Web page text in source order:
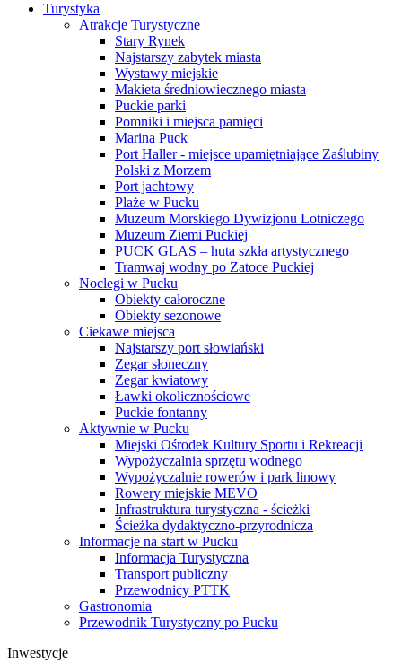
Turystyka
Atrakcje Turystyczne
Stary Rynek
Najstarszy zabytek miasta
Wystawy miejskie
Makieta średniowiecznego miasta
Puckie parki
Pomniki i miejsca pamięci
Marina Puck
Port Haller - miejsce upamiętniające Zaślubiny
Polski z Morzem
Port jachtowy
Plaże w Pucku
Muzeum Morskiego Dywizjonu Lotniczego
Muzeum Ziemi Puckiej
PUCK GLAS – huta szkła artystycznego
Tramwaj wodny po Zatoce Puckiej
Noclegi w Pucku
Obiekty całoroczne
Obiekty sezonowe
Ciekawe miejsca
Najstarszy port słowiański
Zegar słoneczny
Zegar kwiatowy
Ławki okolicznościowe
Puckie fontanny
Aktywnie w Pucku
Miejski Ośrodek Kultury Sportu i Rekreacji
Wypożyczalnia sprzętu wodnego
Wypożyczalnie rowerów i park linowy
Rowery miejskie MEVO
Infrastruktura turystyczna - ścieżki
Ścieżka dydaktyczno-przyrodnicza
Informacje na start w Pucku
Informacja Turystyczna
Transport publiczny
Przewodnicy PTTK
Gastronomia
Przewodnik Turystyczny po Pucku
Inwestycje